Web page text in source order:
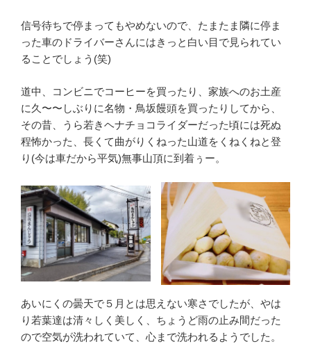
信号待ちで停まってもやめないので、たまたま隣に停ま
った車のドライバーさんにはきっと白い目で見られてい
ることでしょう(笑)
道中、コンビニでコーヒーを買ったり、家族へのお土産
に久〜〜しぶりに名物・鳥坂饅頭を買ったりしてから、
その昔、うら若きヘナチョコライダーだった頃には死ぬ
程怖かった、長くて曲がりくねった山道をくねくねと登
り(今は車だから平気)無事山頂に到着ぅー。
あいにくの曇天で５月とは思えない寒さでしたが、やは
り若葉達は清々しく美しく、ちょうど雨の止み間だった
ので空気が洗われていて、心まで洗われるようでした。